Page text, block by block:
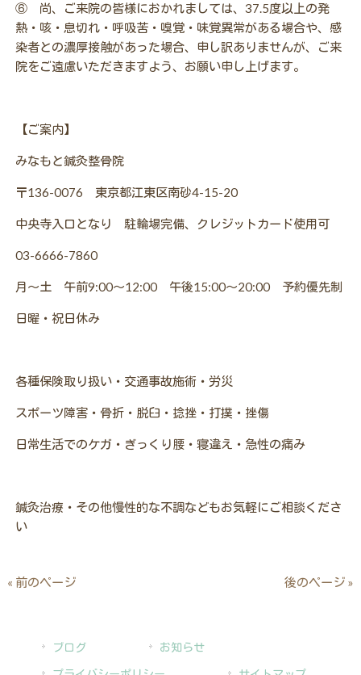
⑥ 尚、ご来院の皆様におかれましては、 37.5度以上の発
熱・咳・息切れ・呼吸苦・嗅覚・味覚異常がある場合や、感
染者との濃厚接触があった場合、申し訳ありませんが、ご来
院をご遠慮いただきますよう、お願い申し上げます。
【ご案内】
みなもと鍼灸整骨院
〒136-0076 東京都江東区南砂4-15-20
中央寺入口となり 駐輪場完備、クレジットカード使用可
03-6666-7860
月～土 午前9:00～12:00 午後15:00～20:00予約優先制
日曜・祝日休み
各種保険取り扱い・交通事故施術・労災
スポーツ障害・骨折・脱臼・捻挫・打撲・挫傷
日常生活でのケガ・ ぎっくり腰・寝違え・急性の痛み
鍼灸治療・その他慢性的な不調などもお気軽にご相談くださ
い
« 前のページ 後のページ »
ブログ
お知らせ